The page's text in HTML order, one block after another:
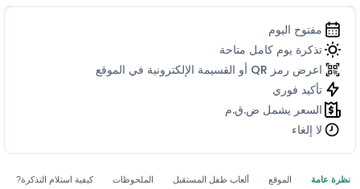
مفتوح اليوم
تذكرة يوم كامل متاحة
اعرض رمز QR أو القسيمة الإلكترونية في الموقع
تأكيد فوري
السعر يشمل ض.ق.م
لا إلغاء
نظرة عامة الموقع ألعاب طفل المستقبل الملحوظات كيفية استلام التذكرة?